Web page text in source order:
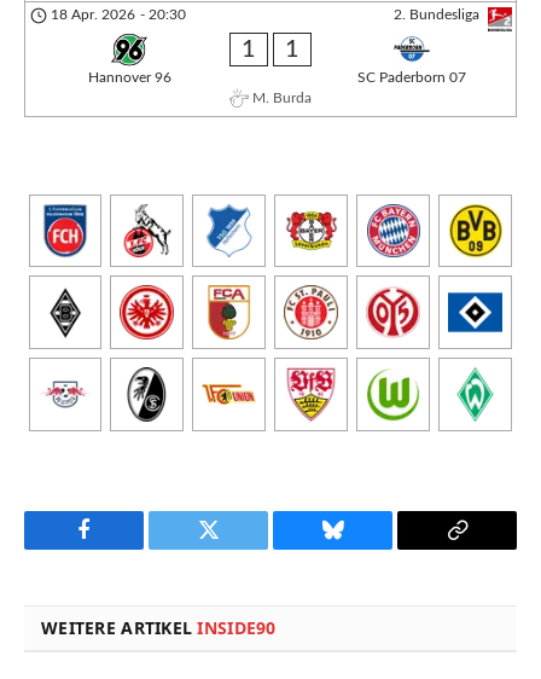
2. Bundesliga
18 Apr. 2026 - 20:30
Hannover 96
1 1
SC Paderborn 07
M. Burda
Facebook Twitter Bluesky
Copy
WEITERE ARTIKELINSIDE90